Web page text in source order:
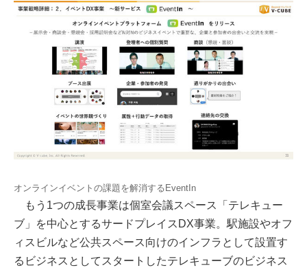
オンラインイベントの課題を解消するEventIn
もう1つの成長事業は個室会議スペース「テレキュー
ブ」を中心とするサードプレイスDX事業。駅施設やオフ
ィスビルなど公共スペース向けのインフラとして設置す
るビジネスとしてスタートしたテレキューブのビジネス